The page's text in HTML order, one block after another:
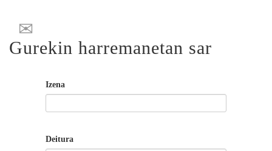
Gurekin harremanetan sar
Izena
Deitura